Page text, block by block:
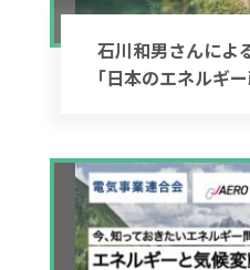
石川和男さんによ
「日本のエネルギ